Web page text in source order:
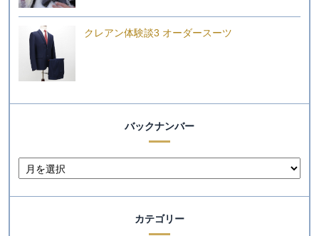
クレアン体験談3 オーダースーツ
バックナンバー
カテゴリー